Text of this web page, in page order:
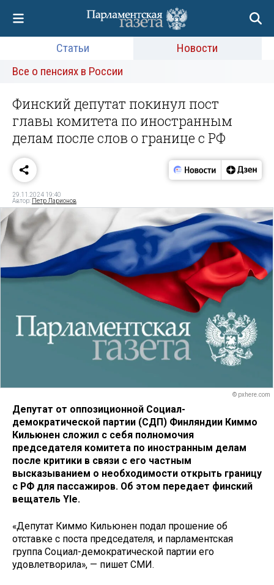
Статьи
Новости
Все о пенсиях в России
Финский депутат покинул пост
главы комитета по иностранным
делам после слов о границе с РФ
29.11.2024 19:40
Автор: Петр Ларионов
© pxhere.com
Депутат от оппозиционной Социал-
демократической партии (СДП) Финляндии Киммо
Кильюнен сложил с себя полномочия
председателя комитета по иностранным делам
после критики в связи с его частным
высказыванием о необходимости открыть границу
с РФ для пассажиров. Об этом передает финский
вещатель Yle.
«Депутат Киммо Кильюнен подал прошение об
отставке с поста председателя, и парламентская
группа Социал-демократической партии его
удовлетворила», — пишет СМИ.